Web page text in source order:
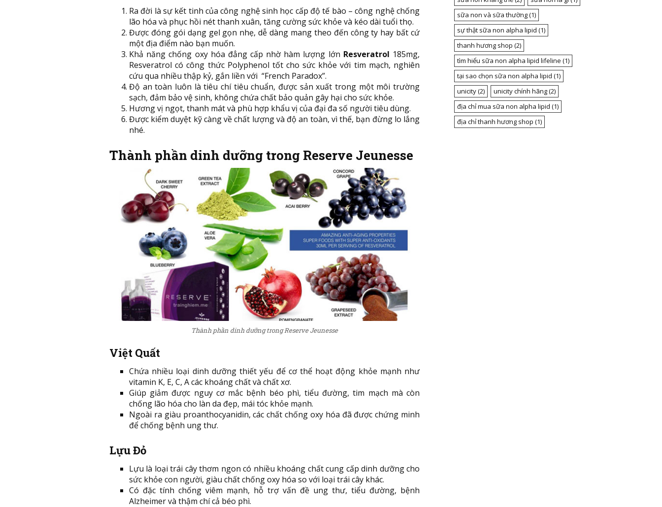
Ra đời là sự kết tinh của công nghệ sinh học cấp độ tế bào – công nghệ chống
lão hóa và phục hồi nét thanh xuân, tăng cường sức khỏe và kéo dài tuổi thọ.
Được đóng gói dạng gel gọn nhẹ, dễ dàng mang theo đến công ty hay bất cứ
một địa điểm nào bạn muốn.
Khả năng chống oxy hóa đẳng cấp nhờ hàm lượng lớn Resveratrol 185mg,
Resveratrol có công thức Polyphenol tốt cho sức khỏe với tim mạch, nghiên
cứu qua nhiều thập kỷ, gắn liền với “French Paradox”.
Độ an toàn luôn là tiêu chí tiêu chuẩn, được sản xuất trong một môi trường
sạch, đảm bảo vệ sinh, không chứa chất bảo quản gây hại cho sức khỏe.
Hương vị ngọt, thanh mát và phù hợp khẩu vị của đại đa số người tiêu dùng.
Được kiểm duyệt kỹ càng về chất lượng và độ an toàn, vì thế, bạn đừng lo lắng
nhé.
Thành phần dinh dưỡng trong Reserve Jeunesse
Thành phần dinh dưỡng trong Reserve Jeunesse
Việt Quất
Chứa nhiều loại dinh dưỡng thiết yếu để cơ thể hoạt động khỏe mạnh như
vitamin K, E, C, A các khoáng chất và chất xơ.
Giúp giảm được nguy cơ mắc bệnh béo phì, tiểu đường, tim mạch mà còn
chống lão hóa cho làn da đẹp, mái tóc khỏe mạnh.
Ngoài ra giàu proanthocyanidin, các chất chống oxy hóa đã được chứng minh
để chống bệnh ung thư.
Lựu Đỏ
Lựu là loại trái cây thơm ngon có nhiều khoáng chất cung cấp dinh dưỡng cho
sức khỏe con người, giàu chất chống oxy hóa so với loại trái cây khác.
Có đặc tính chống viêm mạnh, hỗ trợ vấn đề ung thư, tiểu đường, bệnh
Alzheimer và thậm chí cả béo phì.
sữa non và sữa thường(1)
sự thật sữa non alpha lipid (1)
thanh hương shop (2)
tìm hiểu sữa non alpha lipid lifeline (1)
tại sao chọn sữa non alpha lipid (1)
unicity(2) unicity chính hãng(2)
địa chỉ mua sữa non alpha lipid (1)
địa chỉ thanh hương shop (1)